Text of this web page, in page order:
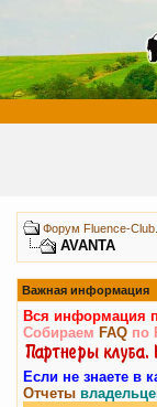
Форум Fluence-
AVANTA
Важная информация
Вся информация
Собираем FAQ по
Если не знаете в
Отчеты